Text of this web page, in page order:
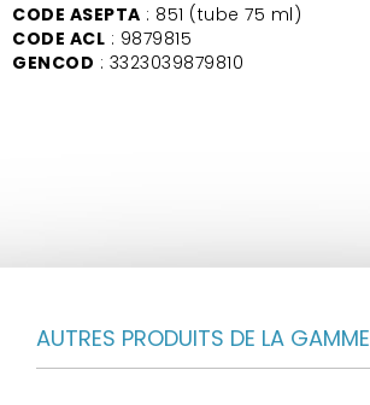
CODE ASEPTA : 851 (tube 75 ml)
CODE ACL : 9879815
GENCOD : 3323039879810
AUTRES PRODUITS DE LA GAMME